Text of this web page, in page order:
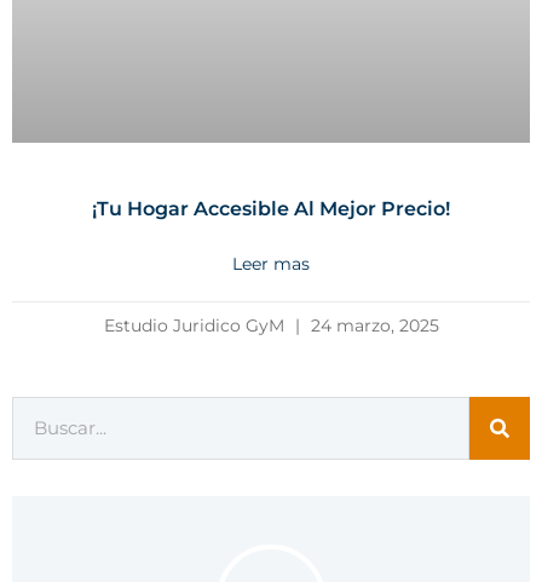
¡Tu Hogar Accesible Al Mejor Precio!
Leer mas
Estudio Juridico GyM 24 marzo, 2025